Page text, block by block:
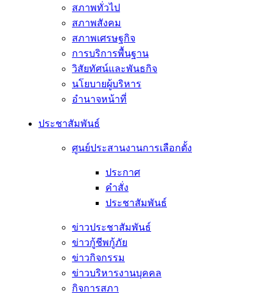
สภาพทั่วไป
สภาพสังคม
สภาพเศรษฐกิจ
การบริการพื้นฐาน
วิสัยทัศน์และพันธกิจ
นโยบายผู้บริหาร
อํานาจหน้าที่
ประชาสัมพันธ์
ศูนย์ประสานงานการเลือกตั้ง
ประกาศ
คำสั่ง
ประชาสัมพันธ์
ข่าวประชาสัมพันธ์
ข่าวกู้ชีพกู้ภัย
ข่าวกิจกรรม
ข่าวบริหารงานบุคคล
กิจการสภา